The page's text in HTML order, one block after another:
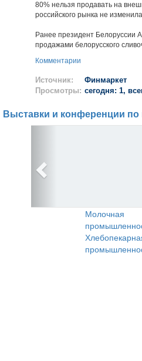
80% нельзя продавать на
российского рынка не
Ранее президент Белоруссии
продажами белорусского
Комментарии
Источник:
Финмаркет
Просмотры: сегодня: 1,
Выставки и конференции по
Молочная